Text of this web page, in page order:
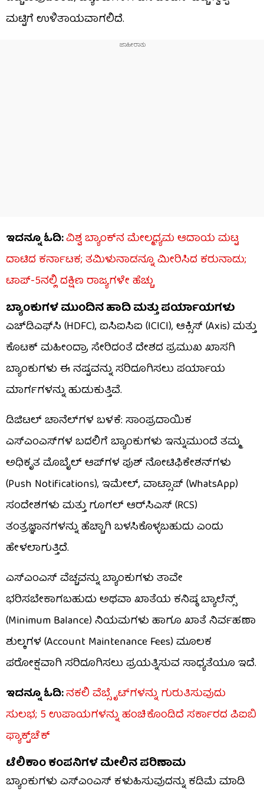
ಮಟ್ಟಿಗೆ ಉಳಿತಾಯವಾಗಲಿದೆ.
ಇದನ್ನೂ ಓದಿ:ವಿಶ್ವ ಬ್ಯಾಂಕ್​ನ ಮೇಲ್ಮಧ್ಯಮ ಆದಾಯ ಮಟ್ಟ
ದಾಟಿದ ಕರ್ನಾಟಕ; ತಮಿಳುನಾಡನ್ನೂ ಮೀರಿಸಿದ ಕರುನಾಡು;
ಟಾಪ್-5ನಲ್ಲಿ ದಕ್ಷಿಣ ರಾಜ್ಯಗಳೇ ಹೆಚ್ಚು
ಬ್ಯಾಂಕುಗಳ ಮುಂದಿನ ಹಾದಿ ಮತ್ತು ಪರ್ಯಾಯಗಳು
ಎಚ್‌ಡಿಎಫ್‌ಸಿ (HDFC), ಐಸಿಐಸಿಐ (ICICI), ಆಕ್ಸಿಸ್ (Axis) ಮತ್ತು
ಕೊಟಕ್ ಮಹೀಂದ್ರಾ ಸೇರಿದಂತೆ ದೇಶದ ಪ್ರಮುಖ ಖಾಸಗಿ
ಬ್ಯಾಂಕುಗಳು ಈ ನಷ್ಟವನ್ನು ಸರಿದೂಗಿಸಲು ಪರ್ಯಾಯ
ಮಾರ್ಗಗಳನ್ನು ಹುಡುಕುತ್ತಿವೆ.
ಡಿಜಿಟಲ್ ಚಾನೆಲ್‌ಗಳ ಬಳಕೆ: ಸಾಂಪ್ರದಾಯಿಕ
ಎಸ್‌ಎಂಎಸ್‌ಗಳ ಬದಲಿಗೆ ಬ್ಯಾಂಕುಗಳು ಇನ್ನುಮುಂದೆ ತಮ್ಮ
ಅಧಿಕೃತ ಮೊಬೈಲ್ ಆಪ್‌ಗಳ ಪುಶ್ ನೋಟಿಫಿಕೇಶನ್‌ಗಳು
(Push Notifications), ಇಮೇಲ್, ವಾಟ್ಸಾಪ್ (WhatsApp)
ಸಂದೇಶಗಳು ಮತ್ತು ಗೂಗಲ್ ಆರ್‌ಸಿಎಸ್ (RCS)
ತಂತ್ರಜ್ಞಾನಗಳನ್ನು ಹೆಚ್ಚಾಗಿ ಬಳಸಿಕೊಳ್ಳಬಹುದು ಎಂದು
ಹೇಳಲಾಗುತ್ತಿದೆ.
ಎಸ್‌ಎಂಎಸ್ ವೆಚ್ಚವನ್ನು ಬ್ಯಾಂಕುಗಳು ತಾವೇ
ಭರಿಸಬೇಕಾಗಬಹುದು ಅಥವಾ ಖಾತೆಯ ಕನಿಷ್ಠ ಬ್ಯಾಲೆನ್ಸ್
(Minimum Balance) ನಿಯಮಗಳು ಹಾಗೂ ಖಾತೆ ನಿರ್ವಹಣಾ
ಶುಲ್ಕಗಳ (Account Maintenance Fees) ಮೂಲಕ
ಪರೋಕ್ಷವಾಗಿ ಸರಿದೂಗಿಸಲು ಪ್ರಯತ್ನಿಸುವ ಸಾಧ್ಯತೆಯೂ ಇದೆ.
ಇದನ್ನೂ ಓದಿ:ನಕಲಿ ವೆಬ್ಸೈಟ್​ಗಳನ್ನು ಗುರುತಿಸುವುದು
ಸುಲಭ; 5 ಉಪಾಯಗಳನ್ನು ಹಂಚಿಕೊಂಡಿದೆ ಸರ್ಕಾರದ ಪಿಐಬಿ
ಫ್ಯಾಕ್ಟ್​ಚೆಕ್
ಟೆಲಿಕಾಂ ಕಂಪನಿಗಳ ಮೇಲಿನ ಪರಿಣಾಮ
ಬ್ಯಾಂಕುಗಳು ಎಸ್‌ಎಂಎಸ್ ಕಳುಹಿಸುವುದನ್ನು ಕಡಿಮೆ ಮಾಡಿ